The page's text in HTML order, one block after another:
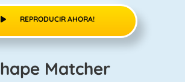
REPRODUCIR AHORA!
Shape Matcher